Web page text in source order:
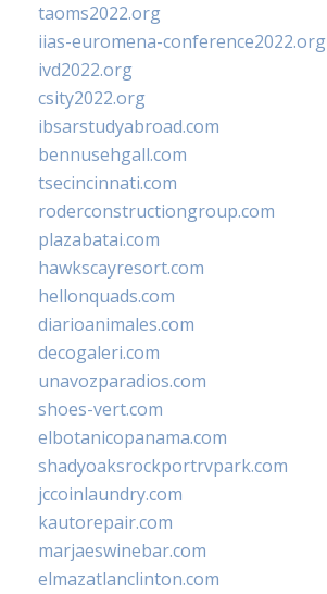
taoms2022.org
iias-euromena-conference2022.org
ivd2022.org
csity2022.org
ibsarstudyabroad.com
bennusehgall.com
tsecincinnati.com
roderconstructiongroup.com
plazabatai.com
hawkscayresort.com
hellonquads.com
diarioanimales.com
decogaleri.com
unavozparadios.com
shoes-vert.com
elbotanicopanama.com
shadyoaksrockportrvpark.com
jccoinlaundry.com
kautorepair.com
marjaeswinebar.com
elmazatlanclinton.com